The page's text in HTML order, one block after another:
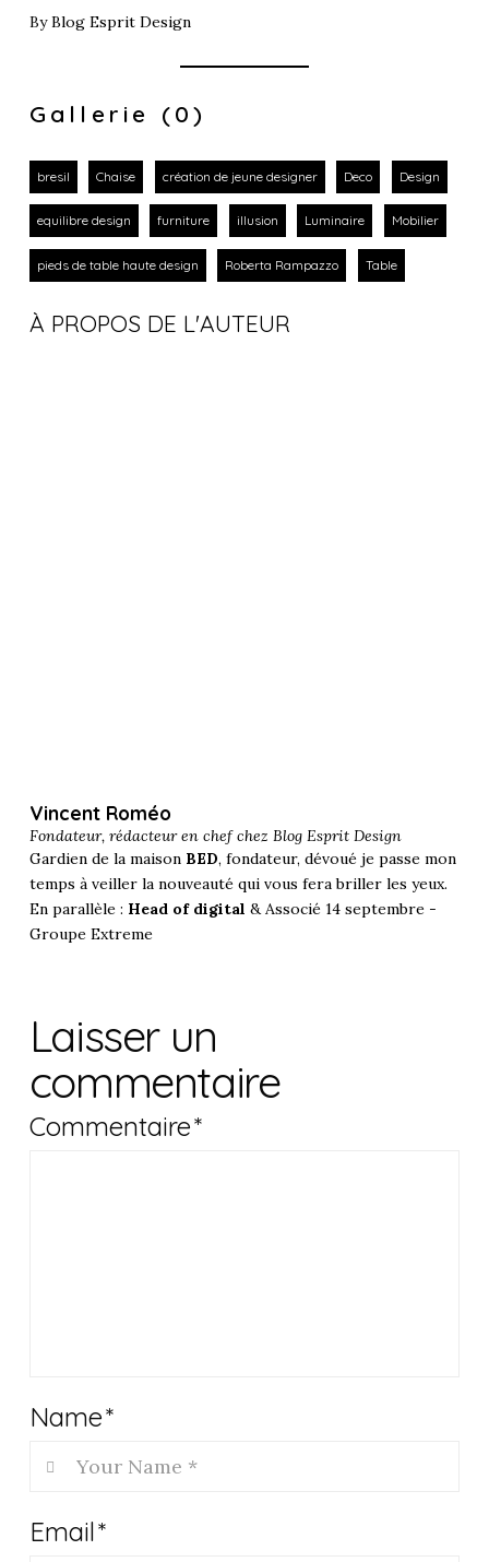
ByBlog Esprit Design
Gallerie (0)
bresil Chaise création de jeune designer Deco Design
equilibre design furniture illusion Luminaire Mobilier
pieds de table haute design Roberta Rampazzo Table
À PROPOS DE L'AUTEUR
Vincent Roméo
Fondateur, rédacteur en chef chez Blog Esprit Design
Gardien de la maison BED, fondateur, dévoué je passe mon
temps à veiller la nouveauté qui vous fera briller les yeux.
En parallèle : Head of digital & Associé 14 septembre -
Groupe Extreme
Laisser un
commentaire
Commentaire*
Name*
Email*